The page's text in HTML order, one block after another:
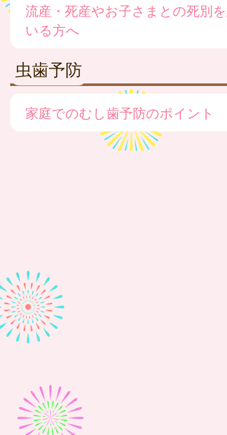
流産・死産やお子さまとの死別
いる方へ
虫歯予防
家庭でのむし歯予防のポイント